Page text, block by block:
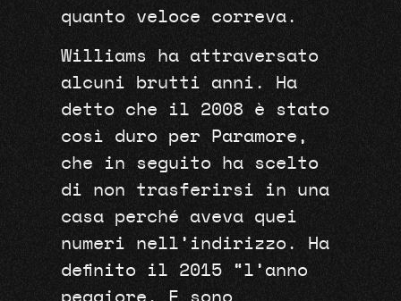
quanto veloce correva.
Williams ha attraversato
alcuni brutti anni. Ha
detto che il 2008 è stato
così duro per Paramore,
che in seguito ha scelto
di non trasferirsi in una
casa perché aveva quei
numeri nell’indirizzo. Ha
definito il 2015 “l’anno
peggiore. E sono